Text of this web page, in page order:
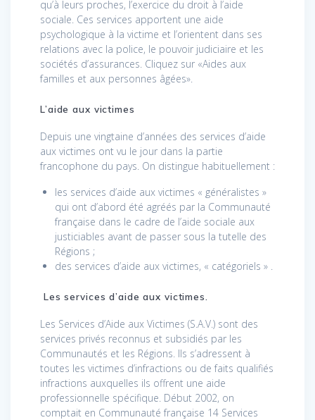
qu’à leurs proches, l’exercice du droit à l’aide
sociale. Ces services apportent une aide
psychologique à la victime et l’orientent dans ses
relations avec la police, le pouvoir judiciaire et les
sociétés d’assurances. Cliquez sur «Aides aux
familles et aux personnes âgées».
L’aide aux victimes
Depuis une vingtaine d’années des services d’aide
aux victimes ont vu le jour dans la partie
francophone du pays. On distingue habituellement :
les services d’aide aux victimes « généralistes »
qui ont d’abord été agréés par la Communauté
française dans le cadre de l’aide sociale aux
justiciables avant de passer sous la tutelle des
Régions ;
des services d’aide aux victimes, « catégoriels » .
Les services d’aide aux victimes.
Les Services d’Aide aux Victimes (S.A.V.) sont des
services privés reconnus et subsidiés par les
Communautés et les Régions. Ils s’adressent à
toutes les victimes d’infractions ou de faits qualifiés
infractions auxquelles ils offrent une aide
professionnelle spécifique. Début 2002, on
comptait en Communauté française 14 Services